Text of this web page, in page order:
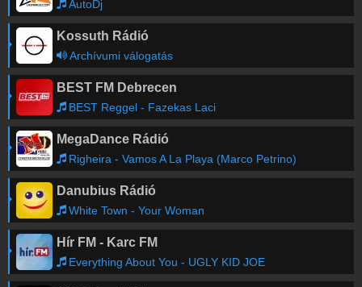
AutoDj
Kossuth Rádió
Archívumi válogatás
BEST FM Debrecen
BEST Reggel - Fazekas Laci
MegaDance Rádió
Righeira - Vamos A La Playa (Marco Petrino)
Danubius Rádió
White Town - Your Woman
Hír FM - Karc FM
Everything About You - UGLY KID JOE